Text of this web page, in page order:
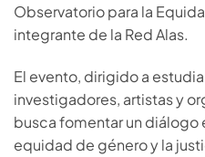
Observatorio para la
integrante de la Red Alas.
El evento, dirigido a
investigadores, artistas y
busca fomentar un diálogo
equidad de género y la